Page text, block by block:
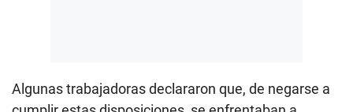
Algunas trabajadoras declararon que, de negarse a